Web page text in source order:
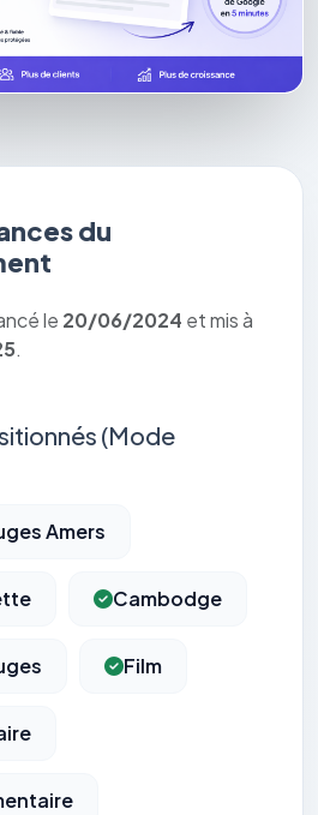
du
le 20/06/2024 et mis à
.
(Mode
Amers
Cambodge
Film